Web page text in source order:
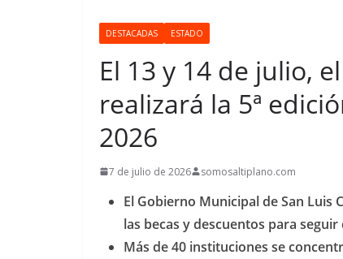
DESTACADAS ESTADO
El 13 y 14 de julio,
realizará la 5ª
2026
7 de julio de 2026 somosaltiplano.com
El Gobierno Municipal de San Luis
las becas y descuentos para
Más de 40 instituciones se